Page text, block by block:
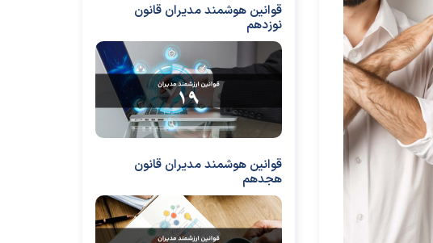
قوانین هوشمند مدیران قانون
نوزدهم
قوانین هوشمند مدیران قانون
هجدهم